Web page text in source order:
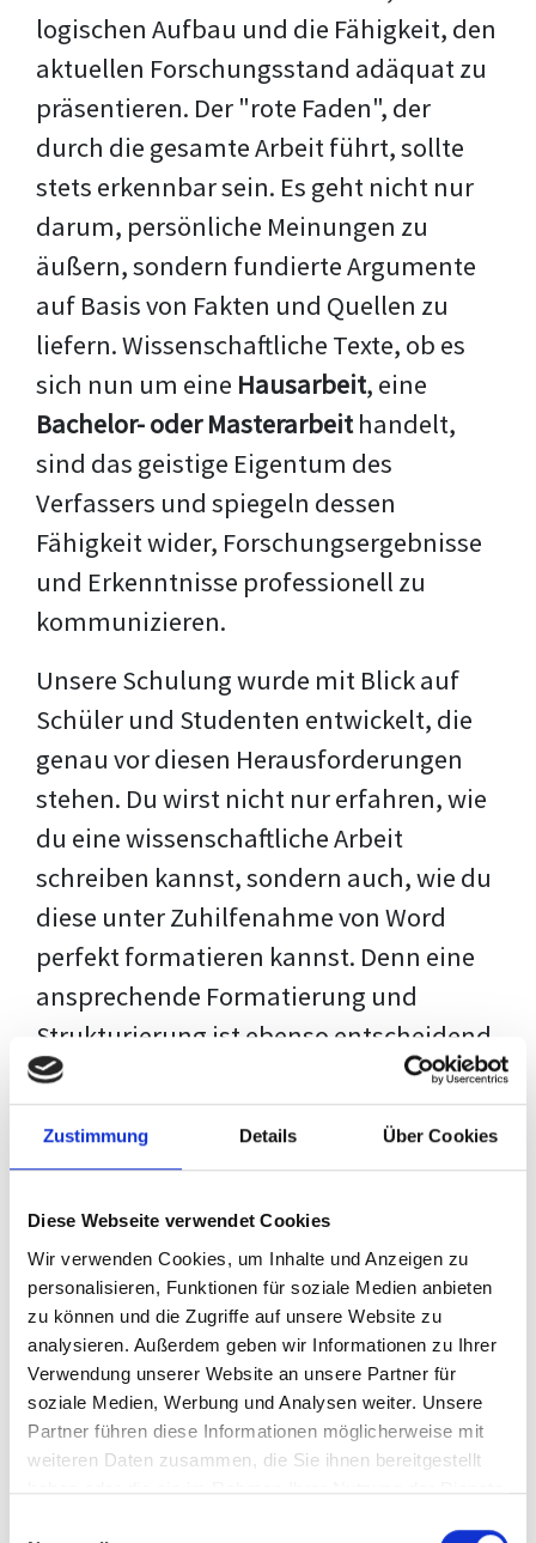
Zustimmung Details Über Cookies
Diese Webseite verwendet Cookies
Wir verwenden Cookies, um Inhalte und Anzeigen zu
personalisieren, Funktionen für soziale Medien anbieten
zu können und die Zugriffe auf unsere Website zu
analysieren. Außerdem geben wir Informationen zu Ihrer
Verwendung unserer Website an unsere Partner für
soziale Medien, Werbung und Analysen weiter. Unsere
Partner führen diese Informationen möglicherweise mit
weiteren Daten zusammen, die Sie ihnen bereitgestellt
haben oder die sie im Rahmen Ihrer Nutzung der Dienste
logischen Aufbau und die Fähigkeit, den
aktuellen Forschungsstand adäquat zu
präsentieren. Der "rote Faden", der
durch die gesamte Arbeit führt, sollte
stets erkennbar sein. Es geht nicht nur
darum, persönliche Meinungen zu
äußern, sondern fundierte Argumente
auf Basis von Fakten und Quellen zu
liefern. Wissenschaftliche Texte, ob es
sich nun um eine Hausarbeit, eine
Bachelor- oder Masterarbeithandelt,
sind das geistige Eigentum des
Verfassers und spiegeln dessen
Fähigkeit wider, Forschungsergebnisse
und Erkenntnisse professionell zu
kommunizieren.
Unsere Schulung wurde mit Blick auf
Schüler und Studenten entwickelt, die
genau vor diesen Herausforderungen
stehen. Du wirst nicht nur erfahren, wie
du eine wissenschaftliche Arbeit
schreiben kannst, sondern auch, wie du
diese unter Zuhilfenahme von Word
perfekt formatieren kannst. Denn eine
ansprechende Formatierung und
Strukturierung ist ebenso entscheidend
wie der Inhalt selbst. Jeder Prüfer hat
eigene Erwartungen, und unsere
Schulung ist so konzipiert, dass sie dir
deiner individuellen Vorlage zeigt,
anstatt eine Einheitslösung zu bieten.
Der Prozess des wissenschaftlichen
Schreibens kann ohne das richtige
Wissen eine große Herausforderung
darstellen. Jedoch, ausgestattet mit
denTechniken und Strategiendieses
Kurses, wird die Formatierung deiner